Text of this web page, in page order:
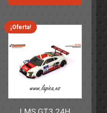
era:
77,60€.
es:
64,95€.
¡Oferta!